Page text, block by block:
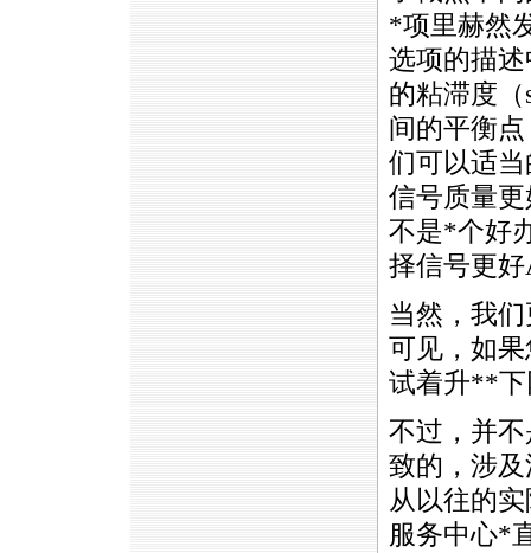
*项里赫然
选项的描
的粘滞度
间的平衡
们可以适
信号质量
不是*个好
择信号更
当然，我
可见，如
试着升**
不过，并
致的，涉
从以往的
服务中心*